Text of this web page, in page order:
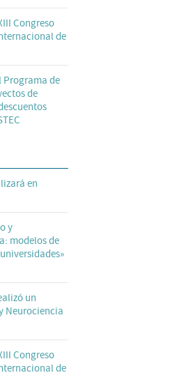
Congreso
de
Programa de
de
en
y
modelos de
un
Neurociencia
Congreso
de